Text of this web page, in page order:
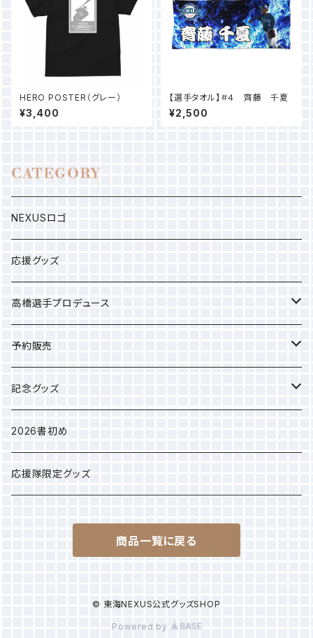
HERO POSTER（グレー）
¥3,400
【選手タオル】＃４ 齊藤 千夏
¥2,500
CATEGORY
NEXUSロゴ
応援グッズ
高橋選手プロデュース
選手タオル
応援グッズ
アパレル
選手別Sサイズ巾着
予約販売
カレンダー
記念グッズ
2025年クラブ選手権
2026書初め
応援隊限定グッズ
商品一覧に戻る
© 東海NEXUS公式グッズSHOP
Powered by